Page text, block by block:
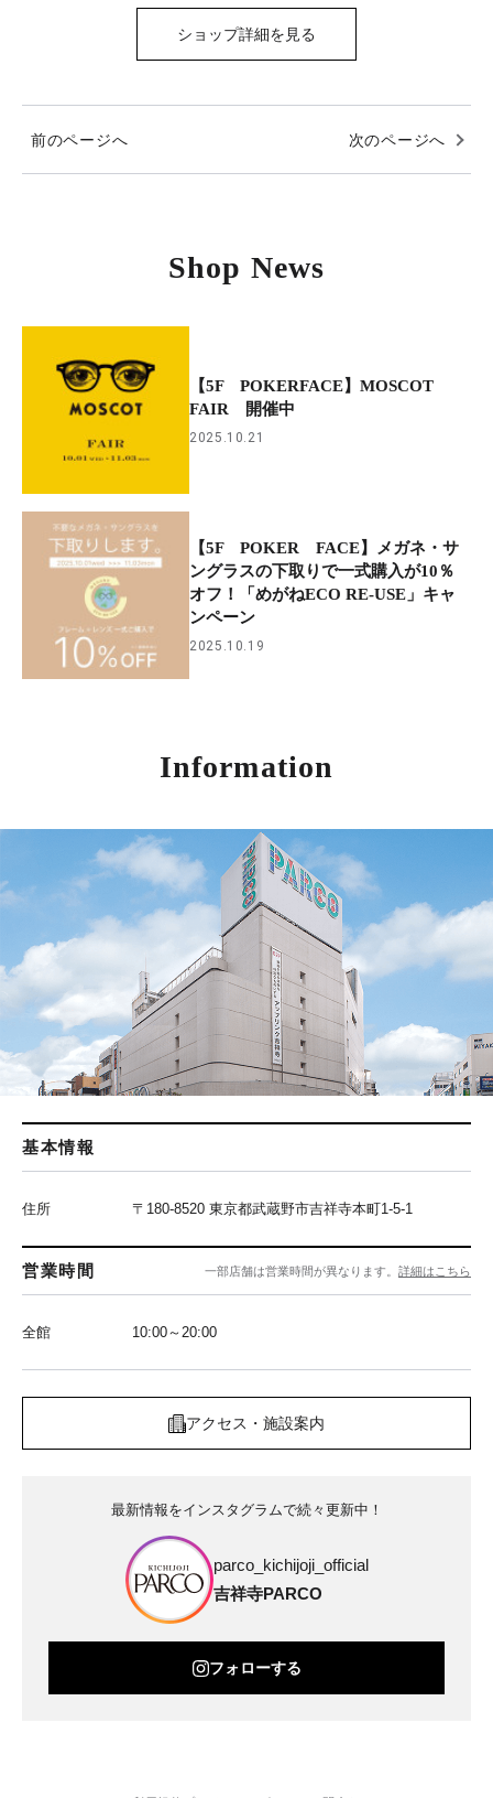
ショップ詳細を見る
前のページへ 次のページへ
Shop News
【5F POKERFACE】MOSCOT
FAIR 開催中
2025.10.21
【5F POKER FACE】メガネ・サ
ングラスの下取りで一式購入が10％
オフ！「めがねECO RE-USE」キャ
ンペーン
2025.10.19
Information
基本情報
住所 〒180-8520 東京都武蔵野市吉祥寺本町1-5-1
営業時間 一部店舗は営業時間が異なります。 詳細はこちら
全館 10:00～20:00
アクセス・施設案内
最新情報をインスタグラムで続々更新中！
parco_kichijoji_official
吉祥寺PARCO
フォローする